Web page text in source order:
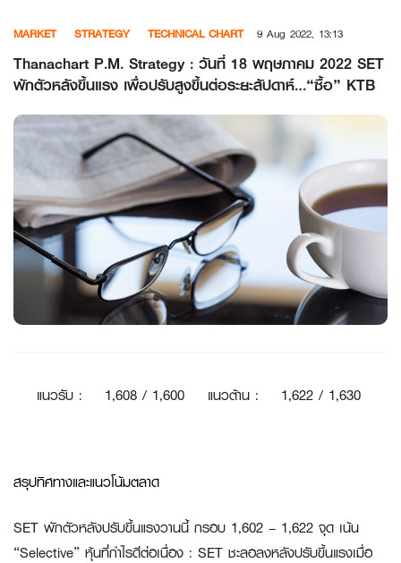
content
MARKET STRATEGY TECHNICAL CHART 9 Aug 2022, 13:13
Thanachart P.M. Strategy : วันที่ 18 พฤษภาคม 2022 SET
พักตัวหลังขึ้นแรง เพื่อปรับสูงขึ้นต่อระยะสัปดาห์…“ซื้อ” KTB
แนวรับ: 1,608 / 1,600 แนวต้าน : 1,622 / 1,630
สรุปทิศทางและแนวโน้มตลาด
SET พักตัวหลังปรับขึ้นแรงวานนี้ กรอบ 1,602 – 1,622 จุด เน้น
“Selective” หุ้นที่กำไรดีต่อเนื่อง : SET ชะลอลงหลังปรับขึ้นแรงเมื่อ